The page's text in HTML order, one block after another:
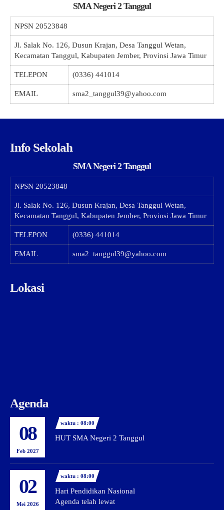
SMA Negeri 2 Tanggul
NPSN 20523848
Jl. Salak No. 126, Dusun Krajan, Desa Tanggul Wetan,
Kecamatan Tanggul, Kabupaten Jember, Provinsi Jawa Timur
TELEPON (0336) 441014
EMAIL sma2_tanggul39@yahoo.com
Info Sekolah
SMA Negeri 2 Tanggul
NPSN 20523848
Jl. Salak No. 126, Dusun Krajan, Desa Tanggul Wetan,
Kecamatan Tanggul, Kabupaten Jember, Provinsi Jawa Timur
TELEPON (0336) 441014
EMAIL sma2_tanggul39@yahoo.com
Lokasi
Agenda
08
Feb 2027
waktu : 08:00
HUT SMA Negeri 2 Tanggul
02
Mei 2026
waktu : 08:00
Hari Pendidikan Nasional
Agenda telah lewat